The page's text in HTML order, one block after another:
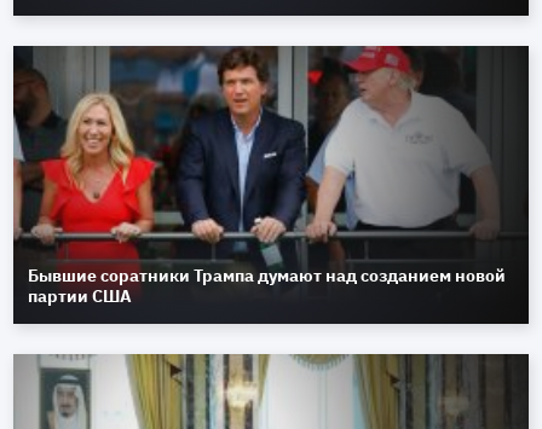
Бывшие соратники Трампа думают над созданием новой
партии США